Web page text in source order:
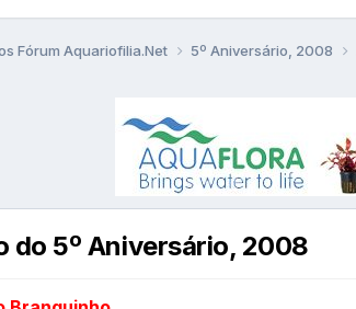
Fórum Aquariofilia.Net 5º Aniversário, 2008
do 5º Aniversário, 2008